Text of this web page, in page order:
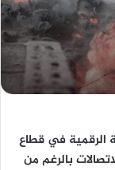
الرقمية في قطاع
بالرغم من